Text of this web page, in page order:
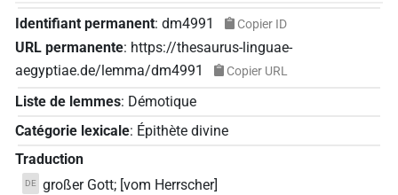
Identifiant permanent: dm4991 Copier ID
URL permanente: https://thesaurus-linguae-
aegyptiae.de/lemma/dm4991
Copier URL
Liste de lemmes: Démotique
Catégorie lexicale: Épithète divine
Traduction
DE großer Gott; [vom Herrscher]